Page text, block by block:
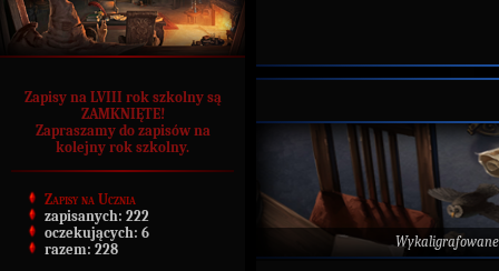
Zapisy na LVIII rok szkolny są
ZAMKNIĘTE!
Zapraszamy do zapisów na
kolejny rok szkolny.
Zapisy na Ucznia
zapisanych: 222
oczekujących: 6
razem: 228